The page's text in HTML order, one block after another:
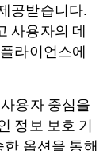
공받습니다.
사용자의 데
라이언스에
용자 중심을
정보 보호 기
옵션을 통해